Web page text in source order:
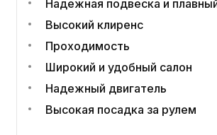
Надежная подвеска и
Высокий клиренс
Проходимость
Широкий и удобный салон
Надежный двигатель
Высокая посадка за рулем